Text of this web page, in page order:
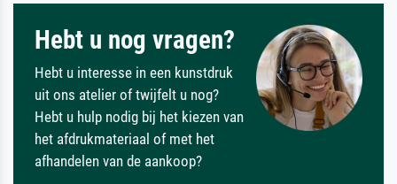
Hebt u nog vragen?
Hebt u interesse in een kunstdruk
uit ons atelier of twijfelt u nog?
Hebt u hulp nodig bij het kiezen van
het afdrukmateriaal of met het
afhandelen van de aankoop?